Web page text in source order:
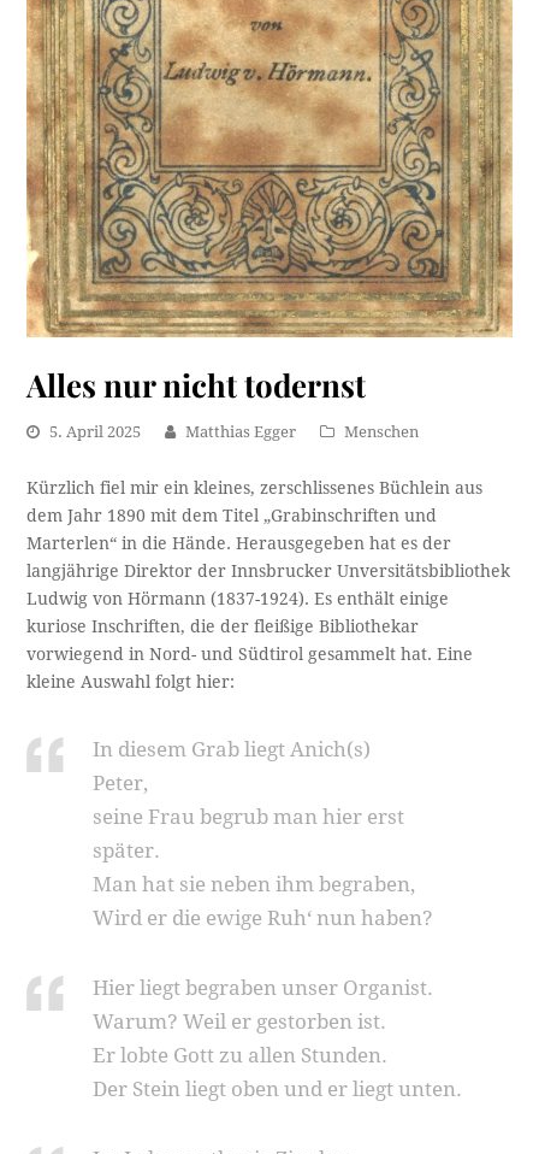
Alles nur nicht todernst
5. April 2025 Matthias Egger Menschen
Kürzlich fiel mir ein kleines, zerschlissenes Büchlein aus
dem Jahr 1890 mit dem Titel „Grabinschriften und
Marterlen“ in die Hände. Herausgegeben hat es der
langjährige Direktor der Innsbrucker Unversitätsbibliothek
Ludwig von Hörmann (1837-1924). Es enthält einige
kuriose Inschriften, die der fleißige Bibliothekar
vorwiegend in Nord- und Südtirol gesammelt hat. Eine
kleine Auswahl folgt hier:
In diesem Grab liegt Anich(s)
Peter,
seine Frau begrub man hier erst
später.
Man hat sie neben ihm begraben,
Wird er die ewige Ruh‘ nun haben?
Hier liegt begraben unser Organist.
Warum? Weil er gestorben ist.
Er lobte Gott zu allen Stunden.
Der Stein liegt oben und er liegt unten.